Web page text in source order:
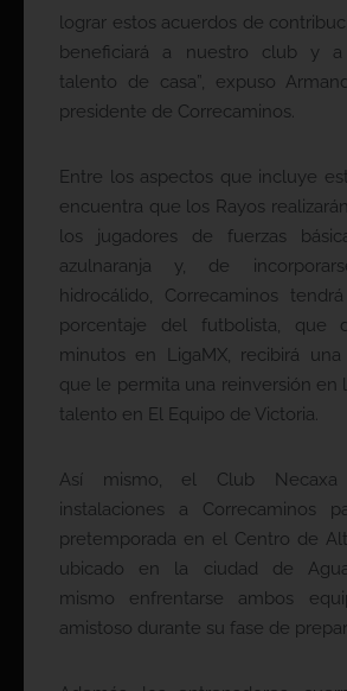
lograr estos acuerdos de
beneficiará a nuestro club y
talento de casa”, expuso
presidente de Correcaminos.
Entre los aspectos que incluye
encuentra que los Rayos
los jugadores de fuerzas
azulnaranja y, de
hidrocálido, Correcaminos
porcentaje del futbolista, que
minutos en LigaMX, recibirá una
que le permita una reinversión en
talento en El Equipo de Victoria.
Así mismo, el Club Necaxa
instalaciones a Correcaminos
pretemporada en el Centro de
ubicado en la ciudad de
mismo enfrentarse ambos
amistoso durante su fase de